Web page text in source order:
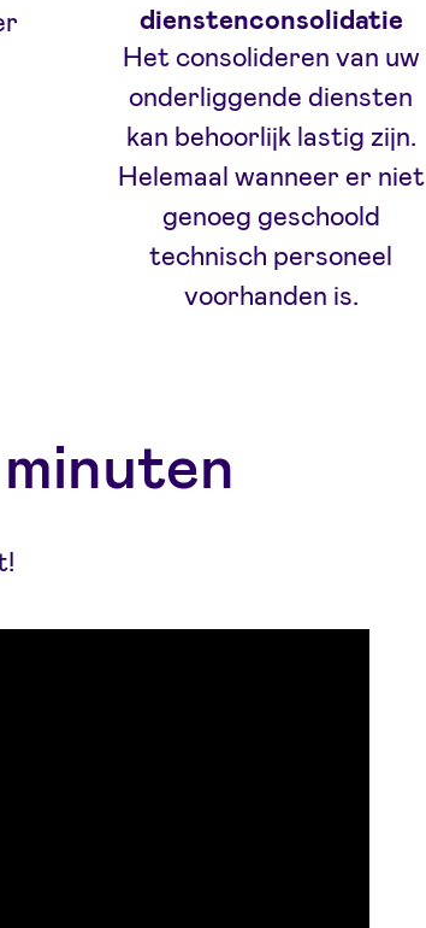
dienstenconsolidatie
Het consolideren van uw
onderliggende diensten
kan behoorlijk lastig zijn.
Helemaal wanneer er niet
genoeg geschoold
technisch personeel
voorhanden is.